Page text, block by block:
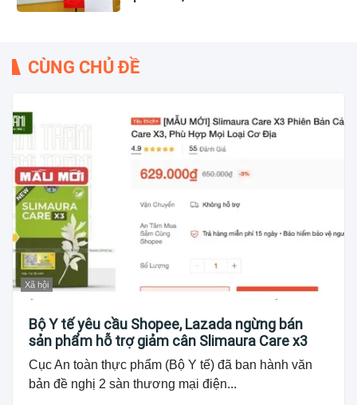
CÙNG CHỦ ĐỀ
Xã hội
Bộ Y tế yêu cầu Shopee, Lazada ngừng bán
sản phẩm hỗ trợ giảm cân Slimaura Care x3
Cục An toàn thực phẩm (Bộ Y tế) đã ban hành văn
bản đề nghị 2 sàn thương mại điện...